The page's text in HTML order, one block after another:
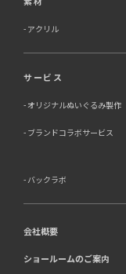
アクリル
サービス
オリジナルぬいぐるみ製作
ブランドコラボサービス
バックラボ
会社概要
ショールームのご案内